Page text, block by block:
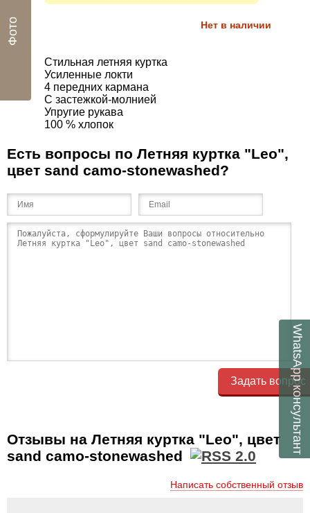
Нет в наличии
Стильная летняя куртка
Усиленные локти
4 передних кармана
С застежкой-молнией
Упругие рукава
100 % хлопок
Есть вопросы по Летняя куртка "Leo",
цвет sand camo-stonewashed?
Задать вопрос
Отзывы на Летняя куртка "Leo", цвет
sand camo-stonewashed
Написать собственный отзыв
WhatsApp
консультант
Фото